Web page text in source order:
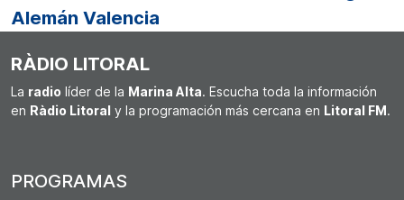
Alemán Valencia
RÀDIO LITORAL
La radio líder de la Marina Alta. Escucha toda la información
en Ràdio Litoral y la programación más cercana en Litoral FM.
PROGRAMAS